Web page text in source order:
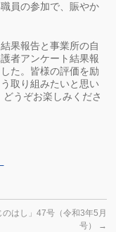
員の参加で、賑やか
果報告と事業所の自
者アンケート結果報
た。皆様の評価を励
取り組みたいと思い
うぞお楽しみくださ
のはし」47号（令和3年5月
号）
→